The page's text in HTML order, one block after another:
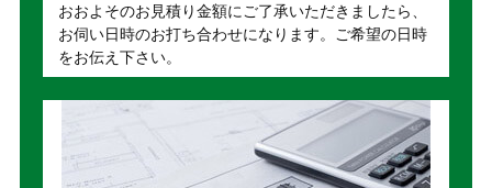
おおよそのお見積り金額にご了承いただきましたら、
お伺い日時のお打ち合わせになります。ご希望の日時
をお伝え下さい。